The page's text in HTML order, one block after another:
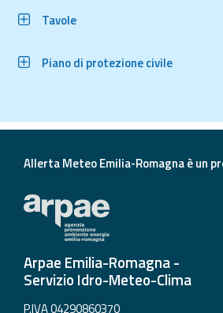
Contatti
Tavole
Piano di protezione civile
Allerta Meteo Emilia-Romagna è un
Arpae Emilia-Romagna -
Servizio Idro-Meteo-Clima
P.IVA 04290860370